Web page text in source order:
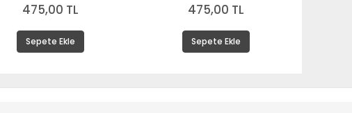
475,00 TL
Sepete Ekle
475,00 TL
Sepete Ekle